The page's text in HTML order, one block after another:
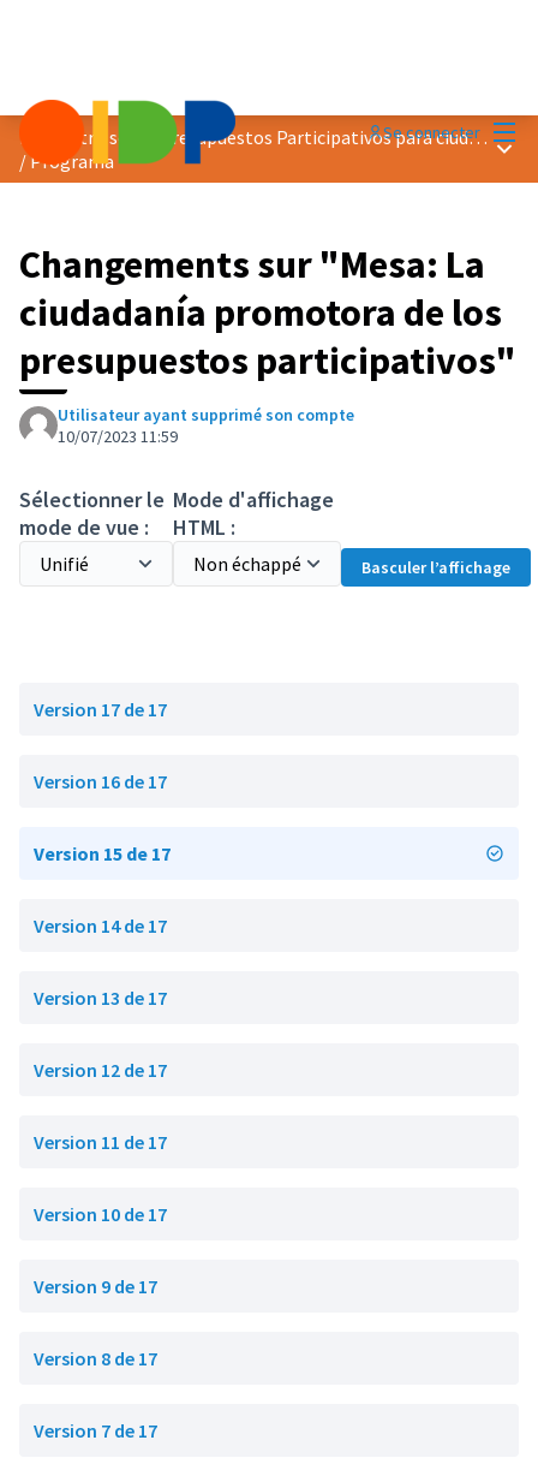
Se connecter
Encuentro sobre Presupuestos Participativos para ciudades más verdes
/Programa
Changements sur "Mesa: La
ciudadanía promotora de los
presupuestos participativos"
Utilisateur ayant supprimé son compte
10/07/2023 11:59
Sélectionner le
mode de vue :
Mode d'affichage
HTML :
Basculer l’affichage
Version 17 de 17
Version 16 de 17
Version 15 de 17
Version 14 de 17
Version 13 de 17
Version 12 de 17
Version 11 de 17
Version 10 de 17
Version 9 de 17
Version 8 de 17
Version 7 de 17